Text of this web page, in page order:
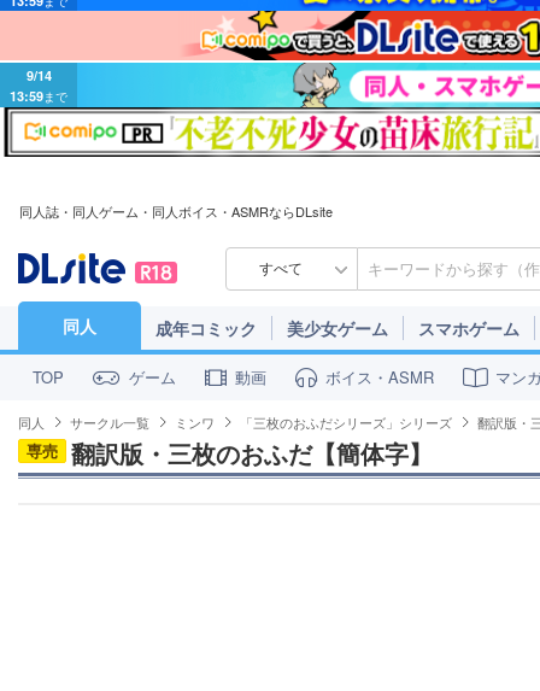
9/14
13:59まで
同人誌・同人ゲーム・同人ボイス・ASMRならDLsite
すべて
同人 成年コミック 美少女ゲーム スマホゲーム
TOP ゲーム 動画 ボイス・ASMR マン
同人 サークル一覧 ミンワ 「三枚のおふだシリーズ」シリーズ 翻訳版・
専売 翻訳版・三枚のおふだ【簡体字】